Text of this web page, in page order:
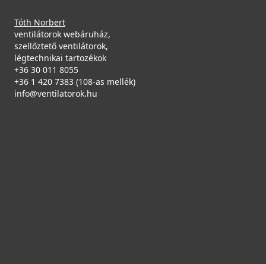
Tóth Norbert
ventilátorok webáruház,
szellőztető ventilátorok,
légtechnikai tartozékok
+36 30 011 8055
+36 1 420 7383 (108-as mellék)
info@ventilatorok.hu